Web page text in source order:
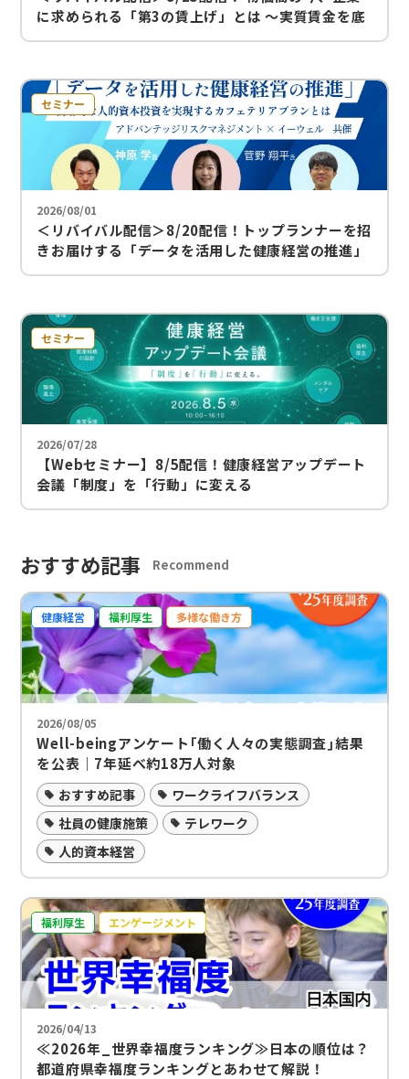
に求められる「第3の賃上げ」とは ～実質賃金を底
上げし、人材を留める福利厚生の在り方～
セミナー
2026/08/01
＜リバイバル配信＞8/20配信！トップランナーを招
きお届けする「データを活用した健康経営の推進」
～戦略的な人的資本投資を実現するカフェテリアプ
セミナー
2026/07/28
【Webセミナー】8/5配信！健康経営アップデート
会議「制度」を「行動」に変える
おすすめ記事 Recommend
健康経営 福利厚生 多様な働き方
2026/08/05
Well-beingアンケート｢働く人々の実態調査｣結果
を公表｜7年延べ約18万人対象
おすすめ記事
ワークライフバランス
社員の健康施策
テレワーク
人的資本経営
福利厚生 エンゲージメント
2026/04/13
≪2026年_世界幸福度ランキング≫日本の順位は？
都道府県幸福度ランキングとあわせて解説！